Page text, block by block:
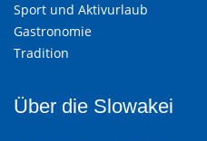
Sport und Aktivurlaub
Gastronomie
Tradition
Über die Slowakei